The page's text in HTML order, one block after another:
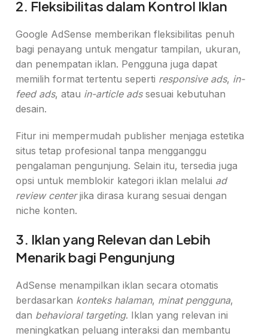
2. Fleksibilitas dalam Kontrol Iklan
Google AdSense memberikan fleksibilitas penuh
bagi penayang untuk mengatur tampilan, ukuran,
dan penempatan iklan. Pengguna juga dapat
memilih format tertentu seperti responsive ads, in-
feed ads, atau in-article adssesuai kebutuhan
desain.
Fitur ini mempermudah publisher menjaga estetika
situs tetap profesional tanpa mengganggu
pengalaman pengunjung. Selain itu, tersedia juga
opsi untuk memblokir kategori iklan melalui ad
review centerjika dirasa kurang sesuai dengan
niche konten.
3. Iklan yang Relevan dan Lebih
Menarik bagi Pengunjung
AdSense menampilkan iklan secara otomatis
berdasarkan konteks halaman, minat pengguna,
dan behavioral targeting. Iklan yang relevan ini
meningkatkan peluang interaksi dan membantu